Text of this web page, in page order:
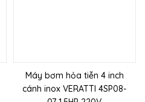
Máy bơm hỏa tiễn 4 inch
cánh inox VERATTI 4SP08-